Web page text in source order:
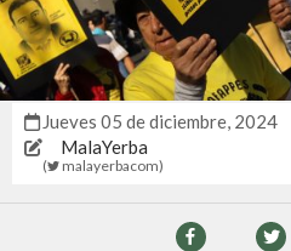
jueves 05 de diciembre, 2024
MalaYerba
( malayerbacom)